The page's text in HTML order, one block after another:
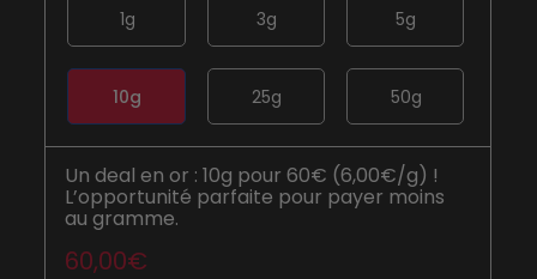
1g 3g 5g
10g 25g 50g
Un deal en or : 10g pour 60€ (6,00€/g) !
L’opportunité parfaite pour payer moins
au gramme.
60,00€